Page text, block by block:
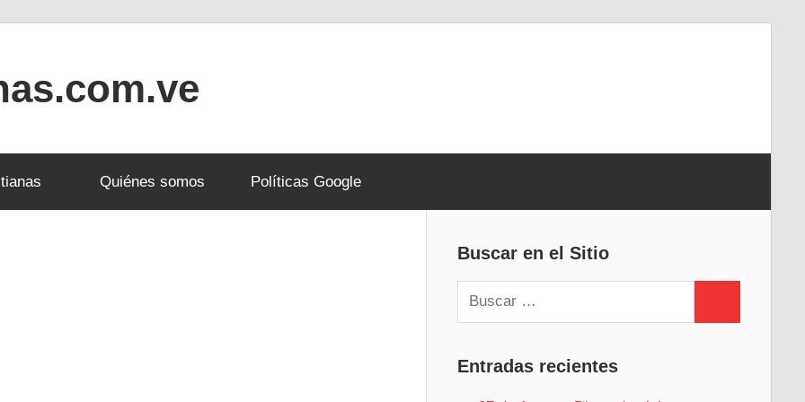
Quiénes somos Políticas Google
Buscar en el Sitio
Buscar:
Entradas recientes